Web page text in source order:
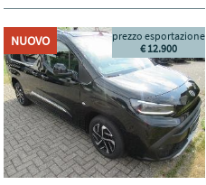
NUOVO
prezzo esportazione
€ 12.900